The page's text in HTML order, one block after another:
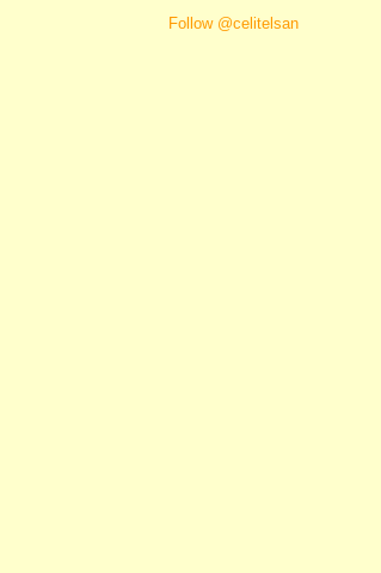
Follow @celitelsan